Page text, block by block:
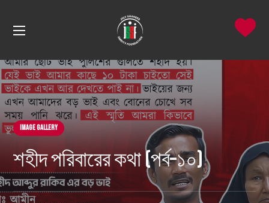
Image Gallery
শহীদ পরিবারের কথা (পর্ব–১০)